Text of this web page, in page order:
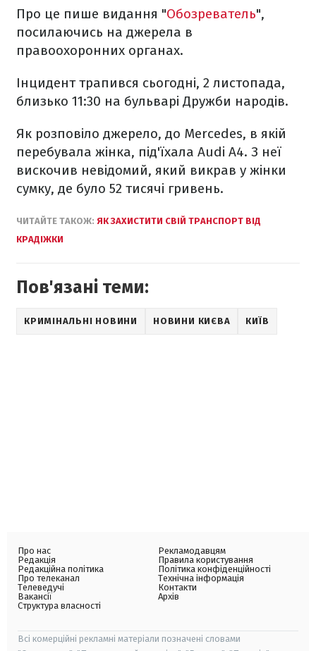
Про це пише видання "Обозреватель",
посилаючись на джерела в
правоохоронних органах.
Інцидент трапився сьогодні, 2 листопада,
близько 11:30 на бульварі Дружби народів.
Як розповіло джерело, до Mercedes, в якій
перебувала жінка, під'їхала Audi A4. З неї
вискочив невідомий, який викрав у жінки
сумку, де було 52 тисячі гривень.
ЧИТАЙТЕ ТАКОЖ: ЯК ЗАХИСТИТИ СВІЙ ТРАНСПОРТ ВІД
КРАДІЖКИ
Пов'язані теми:
КРИМІНАЛЬНІ НОВИНИ НОВИНИ КИЄВА КИЇВ
Про нас
Редакція
Редакційна політика
Про телеканал
Телеведучі
Вакансії
Структура власності
Рекламодавцям
Правила користування
Політика конфіденційності
Технічна інформація
Контакти
Архів
Всі комерційні рекламні матеріали позначені словами